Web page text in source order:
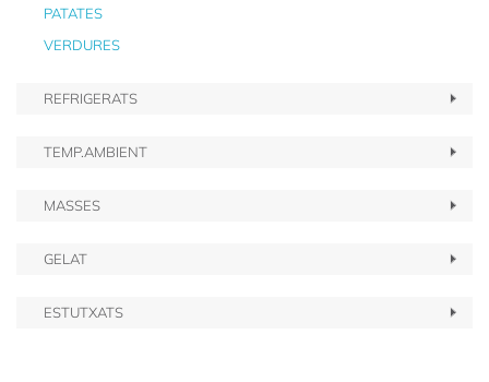
PATATES
VERDURES
REFRIGERATS
TEMP.AMBIENT
MASSES
GELAT
ESTUTXATS